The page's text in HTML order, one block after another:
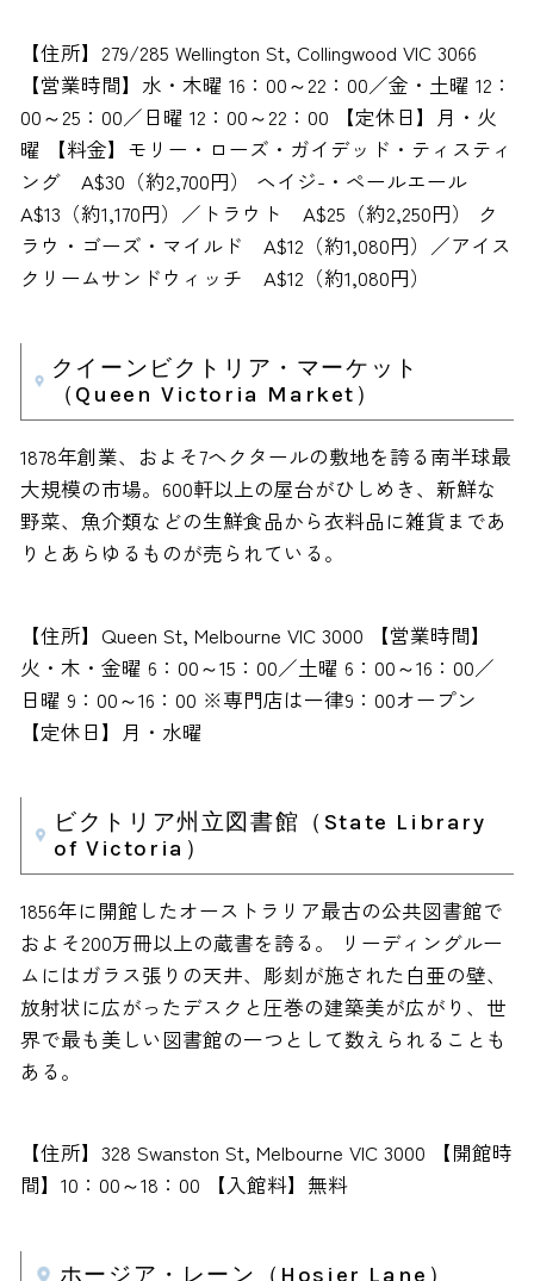
【住所】279/285 Wellington St, Collingwood VIC 3066
【営業時間】水・木曜 16：00～22：00／金・土曜 12：
00～25：00／日曜 12：00～22：00 【定休日】月・火
曜 【料金】モリー・ローズ・ガイデッド・ティスティ
ング A$30（約2,700円） ヘイジ-・ペールエール
A$13（約1,170円）／トラウト A$25（約2,250円） ク
ラウ・ゴーズ・マイルド A$12（約1,080円）／アイス
クリームサンドウィッチ A$12（約1,080円）
クイーンビクトリア・マーケット
（Queen Victoria Market）
1878年創業、およそ7ヘクタールの敷地を誇る南半球最
大規模の市場。600軒以上の屋台がひしめき、新鮮な
野菜、魚介類などの生鮮食品から衣料品に雑貨まであ
りとあらゆるものが売られている。
【住所】Queen St, Melbourne VIC 3000 【営業時間】
火・木・金曜 6：00～15：00／土曜 6：00～16：00／
日曜 9：00～16：00 ※専門店は一律9：00オープン
【定休日】月・水曜
ビクトリア州立図書館（State Library
of Victoria）
1856年に開館したオーストラリア最古の公共図書館で
およそ200万冊以上の蔵書を誇る。 リーディングルー
ムにはガラス張りの天井、彫刻が施された白亜の壁、
放射状に広がったデスクと圧巻の建築美が広がり、世
界で最も美しい図書館の一つとして数えられることも
ある。
【住所】328 Swanston St, Melbourne VIC 3000 【開館時
間】10：00～18：00 【入館料】無料
ホージア・レーン（Hosier Lane）